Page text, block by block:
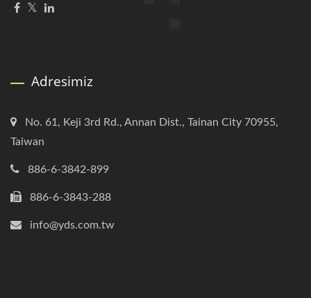
Adresimiz
No. 61, Keji 3rd Rd., Annan Dist., Tainan City 70955,
Taiwan
886-6-3842-899
886-6-3843-288
info@yds.com.tw